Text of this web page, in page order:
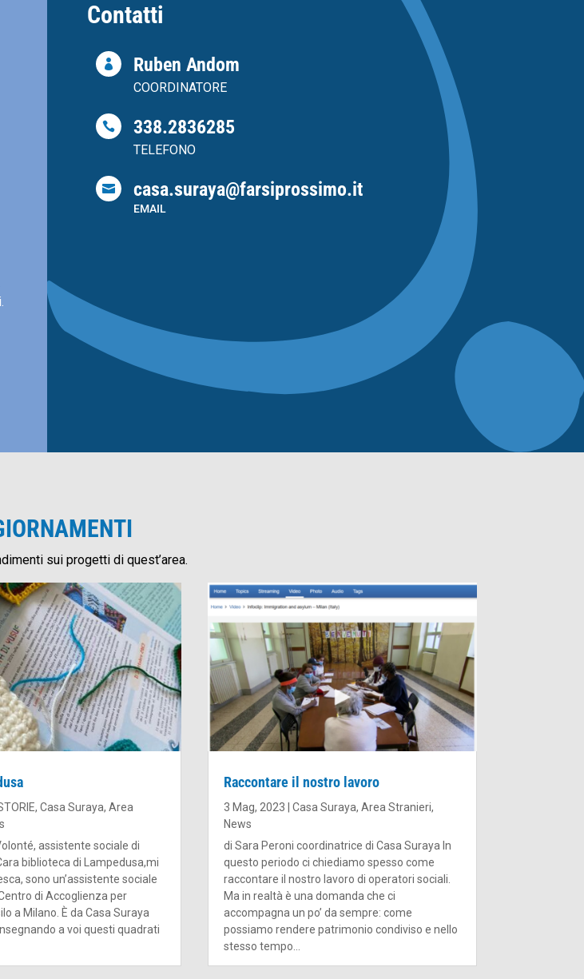
Contatti
 Ruben Andom
COORDINATORE
 338.2836285
TELEFONO
 casa.suraya@farsiprossimo.it
EMAIL
sui progetti di quest’area.
, Casa Suraya, Area
assistente sociale di
biblioteca di Lampedusa,mi
sono un’assistente sociale
di Accoglienza per
a Milano. È da Casa Suraya
a voi questi quadrati
Raccontare il nostro lavoro
3 Mag, 2023 | Casa Suraya, Area Stranieri,
News
di Sara Peroni coordinatrice di Casa Suraya In
questo periodo ci chiediamo spesso come
raccontare il nostro lavoro di operatori sociali.
Ma in realtà è una domanda che ci
accompagna un po’ da sempre: come
possiamo rendere patrimonio condiviso e nello
stesso tempo...